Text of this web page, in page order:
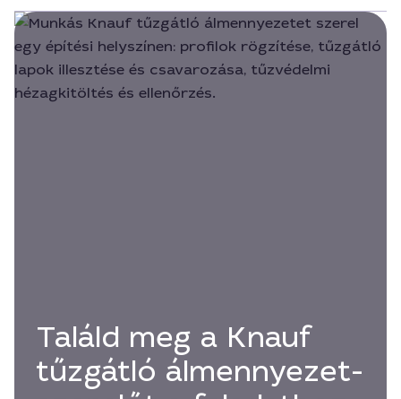
Találd meg a Knauf
tűzgátló álmennyezet-